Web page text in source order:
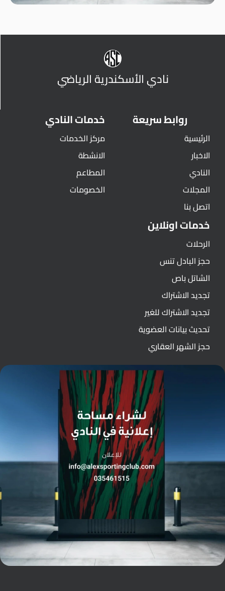
نادي الأسكندرية الرياضي
روابط سريعة
الرئيسية
الاخبار
النادي
المجلات
اتصل بنا
خدمات النادي
مركز الخدمات
الانشطة
المطاعم
الخصومات
خدمات اونلاين
الرحلات
حجز البادل تنس
الشاتل باص
تجديد الاشتراك
تجديد الاشتراك للغير
تحديث بيانات العضوية
حجز الشهر العقاري